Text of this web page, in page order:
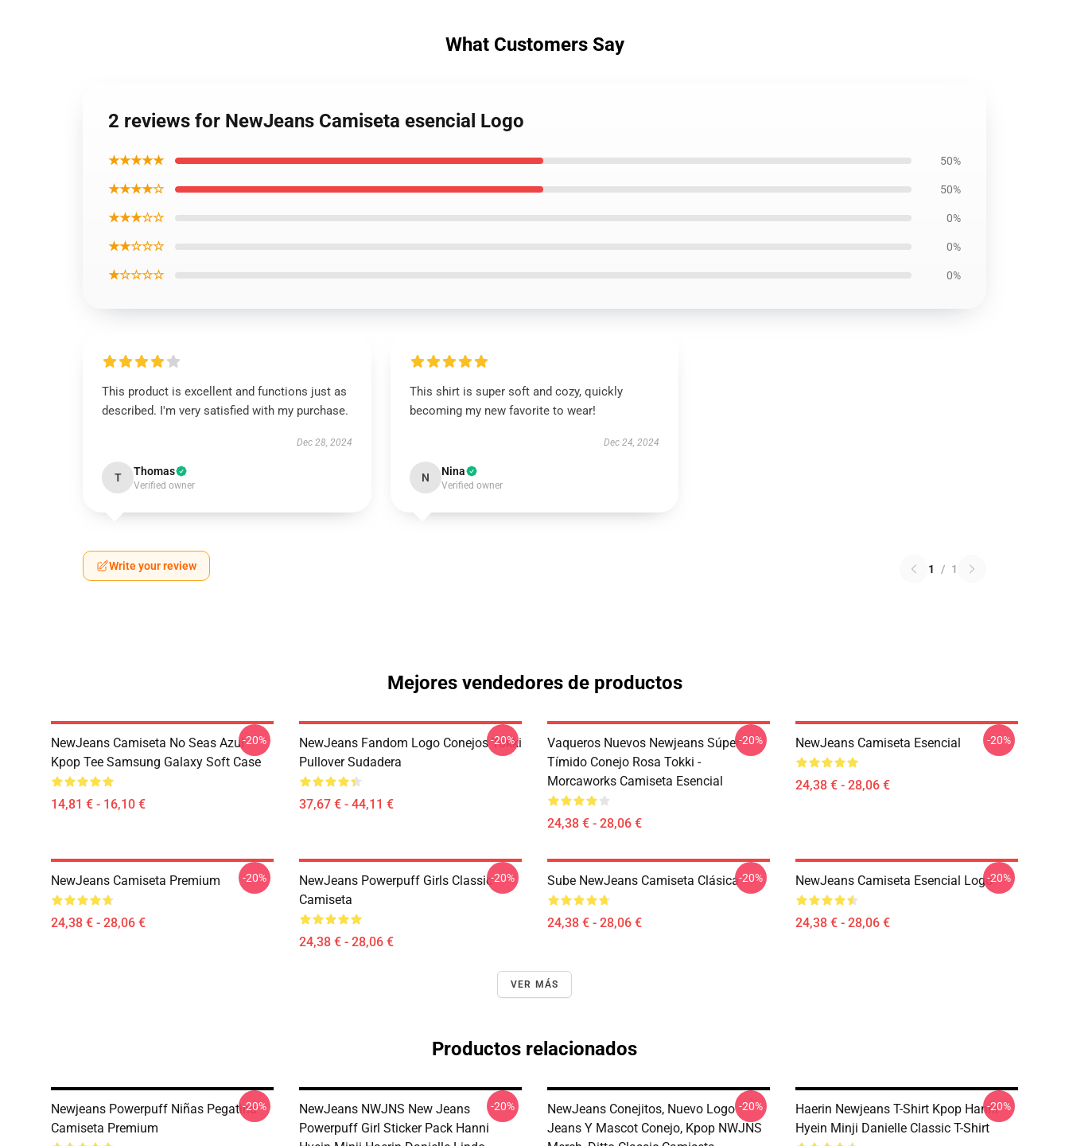
What Customers Say
2 reviews for NewJeans Camiseta esencial Logo
★★★★★ 50%
★★★★☆ 50%
★★★☆☆ 0%
★★☆☆☆ 0%
★☆☆☆☆ 0%
This product is excellent and functions just as
described. I'm very satisfied with my purchase.
Dec 28, 2024
T Thomas
Verified owner
This shirt is super soft and cozy, quickly
becoming my new favorite to wear!
Dec 24, 2024
N Nina
Verified owner
Write your review 1 / 1
Mejores vendedores de productos
NewJeans Camiseta No Seas Azul
Kpop Tee Samsung Galaxy Soft Case
14,81 € - 16,10 €
-20%
NewJeans Fandom Logo Conejos Tokki
Pullover Sudadera
37,67 € - 44,11 €
-20%
Vaqueros Nuevos Newjeans Súper
Tímido Conejo Rosa Tokki -
Morcaworks Camiseta Esencial
24,38 € - 28,06 €
-20% NewJeans Camiseta Esencial
24,38 € - 28,06 €
-20%
NewJeans Camiseta Premium
24,38 € - 28,06 €
-20%
NewJeans Powerpuff Girls Classic
Camiseta
24,38 € - 28,06 €
-20% Sube NewJeans Camiseta Clásica
24,38 € - 28,06 €
-20% NewJeans Camiseta Esencial Logo
24,38 € - 28,06 €
-20%
VER MÁS
Productos relacionados
Newjeans Powerpuff Niñas Pegatina
Camiseta Premium
-20%
NewJeans NWJNS New Jeans
Powerpuff Girl Sticker Pack Hanni
-20%
NewJeans Conejitos, Nuevo Logo
Jeans Y Mascot Conejo, Kpop NWJNS
-20%
Haerin Newjeans T-Shirt Kpop Hanni
Hyein Minji Danielle Classic T-Shirt
-20%